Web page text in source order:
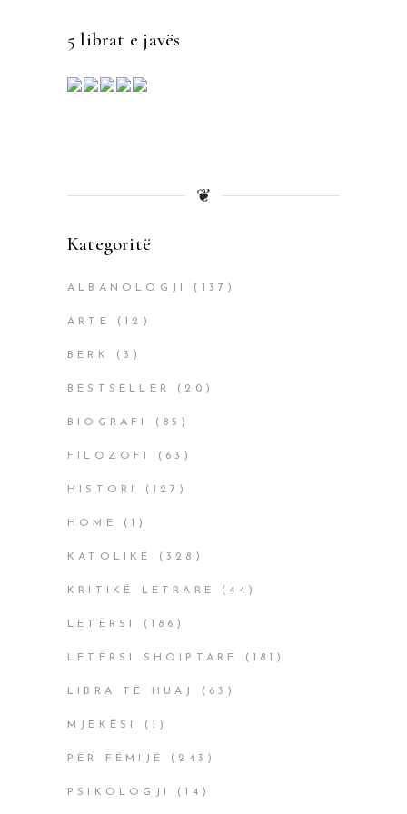
5 librat e javës
❦
Kategoritë
ALBANOLOGJI (137)
ARTE (12)
BERK (3)
BESTSELLER (20)
BIOGRAFI (85)
FILOZOFI (63)
HISTORI (127)
HOME (1)
KATOLIKË (328)
KRITIKË LETRARE (44)
LETËRSI (186)
LETËRSI SHQIPTARE (181)
LIBRA TË HUAJ (63)
MJEKËSI (1)
PËR FËMIJË (243)
PSIKOLOGJI (14)